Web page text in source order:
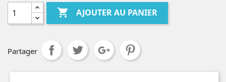
 AJOUTER AU PANIER
Partager